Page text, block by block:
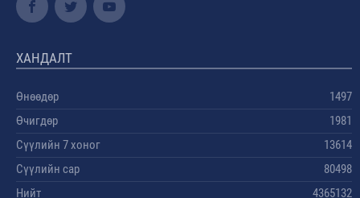
ХАНДАЛТ
Өнөөдөр
1497
Өчигдөр
1981
Сүүлийн 7 хоног
13614
Сүүлийн сар
80498
Нийт
4365132